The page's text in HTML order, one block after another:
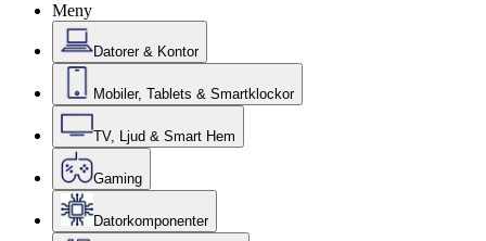
Meny
Datorer & Kontor
Mobiler, Tablets & Smartklockor
TV, Ljud & Smart Hem
Gaming
Datorkomponenter